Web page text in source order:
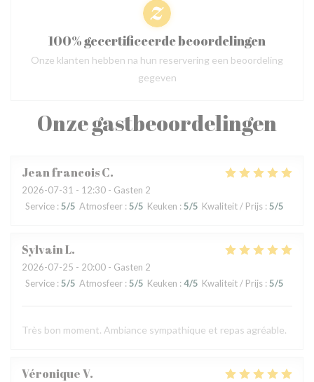
Onze gastbeoordelingen
Jean francoisC
2026-07-31 - 12:30 - Gasten 2
Service : 5/5 Atmosfeer : 5/5 Keuken : 5/5 Kwaliteit / Prijs : 5/5
SylvainL
2026-07-25 - 20:00 - Gasten 2
Service : 5/5 Atmosfeer : 5/5 Keuken : 4/5 Kwaliteit / Prijs : 5/5
Très bon moment. Ambiance sympathique et repas agréable.
VéroniqueV
100% gecertificeerde beoordelingen
Onze klanten hebben na hun reservering een beoordeling
gegeven